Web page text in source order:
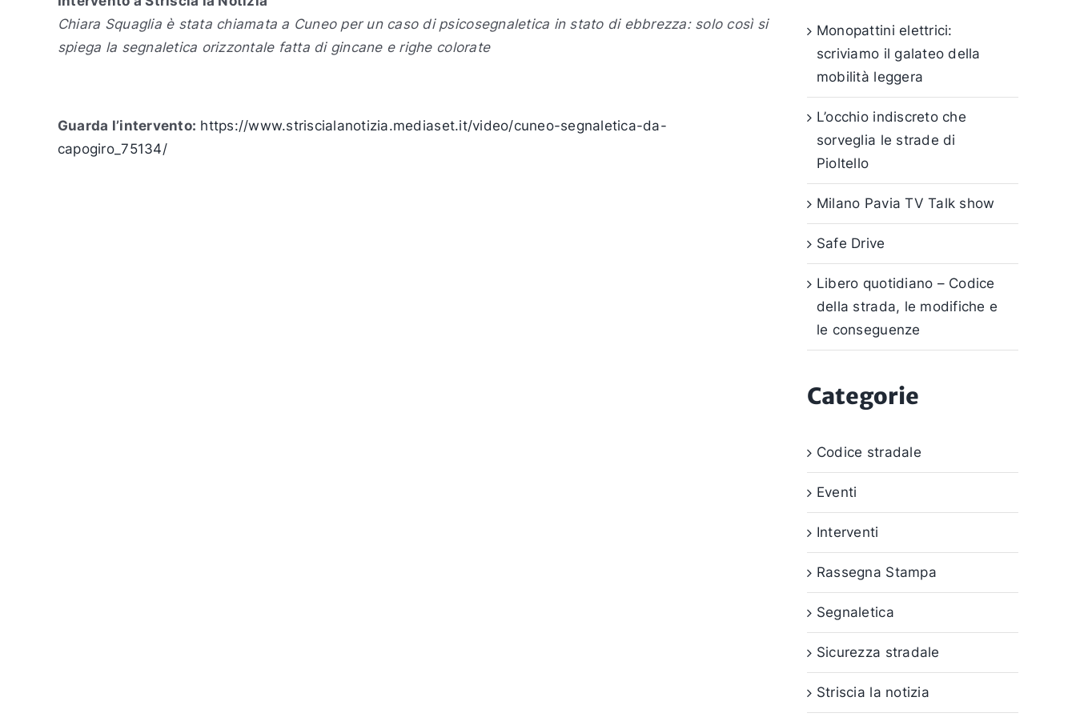
Chiara Squaglia è stata chiamata a Cuneo per un caso di psicosegnaletica in stato di ebbrezza: solo così si
spiega la segnaletica orizzontale fatta di gincane e righe colorate
Guarda l’intervento: https://www.striscialanotizia.mediaset.it/video/cuneo-segnaletica-da-
capogiro_75134/
Monopattini elettrici:
scriviamo il galateo della
mobilità leggera
L’occhio indiscreto che
sorveglia le strade di
Pioltello
Milano Pavia TV Talk show
Safe Drive
Libero quotidiano – Codice
della strada, le modifiche e
le conseguenze
Categorie
Codice stradale
Eventi
Interventi
Rassegna Stampa
Segnaletica
Sicurezza stradale
Striscia la notizia